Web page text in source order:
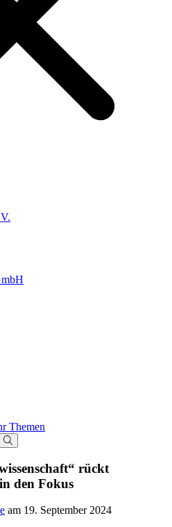
Themen
rückt
den Fokus
am 19. September 2024